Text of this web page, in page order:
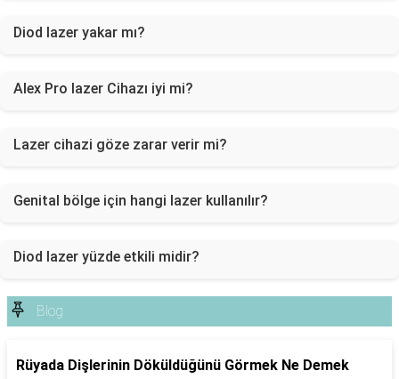
Diod lazer yakar mı?
Alex Pro lazer Cihazı iyi mi?
Lazer cihazi göze zarar verir mi?
Genital bölge için hangi lazer kullanılır?
Diod lazer yüzde etkili midir?
Blog
Rüyada Dişlerinin Döküldüğünü Görmek Ne Demek